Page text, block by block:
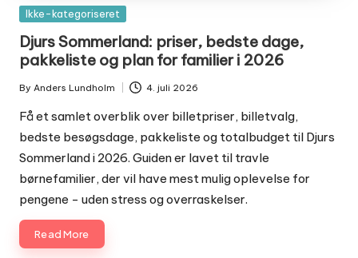
Posted
Ikke-kategoriseret
Djurs Sommerland: priser, bedste dage,
pakkeliste og plan for familier i 2026
Posted
by
By Anders Lundholm 4. juli 2026
Få et samlet overblik over billetpriser, billetvalg,
bedste besøgsdage, pakkeliste og totalbudget til Djurs
Sommerland i 2026. Guiden er lavet til travle
børnefamilier, der vil have mest mulig oplevelse for
pengene - uden stress og overraskelser.
Read More